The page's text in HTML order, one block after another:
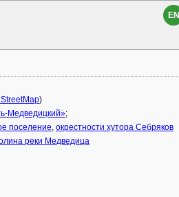
EN
)
Медведицкий»;
поселение, окрестности хутора Себряков
реки Медведица